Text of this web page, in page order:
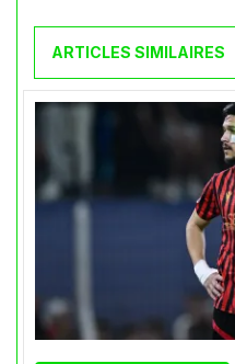
ARTICLES SIMILAIRES